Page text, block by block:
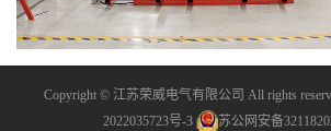
Copyright © 江苏荣威电气有限公司 All rights
2022035723号-3
苏公网安备